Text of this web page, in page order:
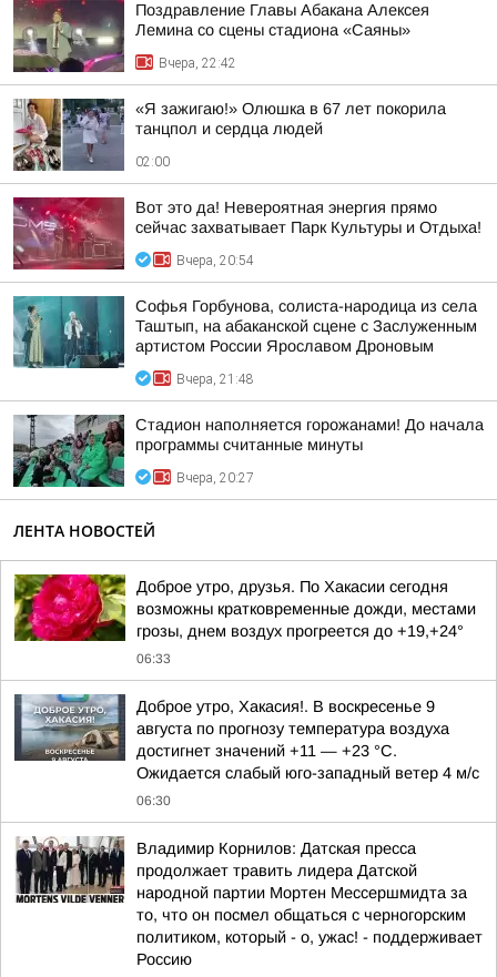
Поздравление Главы Абакана Алексея
Лемина со сцены стадиона «Саяны»
Вчера, 22:42
«Я зажигаю!» Олюшка в 67 лет покорила
танцпол и сердца людей
02:00
Вот это да! Невероятная энергия прямо
сейчас захватывает Парк Культуры и Отдыха!
Вчера, 20:54
Софья Горбунова, солиста-народица из села
Таштып, на абаканской сцене с Заслуженным
артистом России Ярославом Дроновым
Вчера, 21:48
Стадион наполняется горожанами! До начала
программы считанные минуты
Вчера, 20:27
ЛЕНТА НОВОСТЕЙ
Доброе утро, друзья. По Хакасии сегодня
возможны кратковременные дожди, местами
грозы, днем воздух прогреется до +19,+24°
06:33
Доброе утро, Хакасия!. В воскресенье 9
августа по прогнозу температура воздуха
достигнет значений +11 — +23 °С.
Ожидается слабый юго-западный ветер 4 м/с
06:30
Владимир Корнилов: Датская пресса
продолжает травить лидера Датской
народной партии Мортен Мессершмидта за
то, что он посмел общаться с черногорским
политиком, который - о, ужас! - поддерживает
Россию